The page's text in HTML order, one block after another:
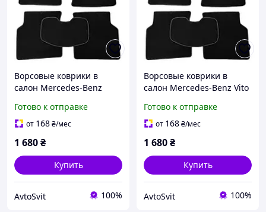
Ворсовые коврики в
салон Mercedes-Benz
Бенц Виано / Вито) (2003-
2014)
Готово к отправке
от 168₴/мес
1 680₴
Купить
AvtoSvit 100%
Ворсовые коврики в
салон Mercedes-Benz Vito
(638) (1996-2003)
Готово к отправке
от 168₴/мес
1 680₴
Купить
AvtoSvit 100%